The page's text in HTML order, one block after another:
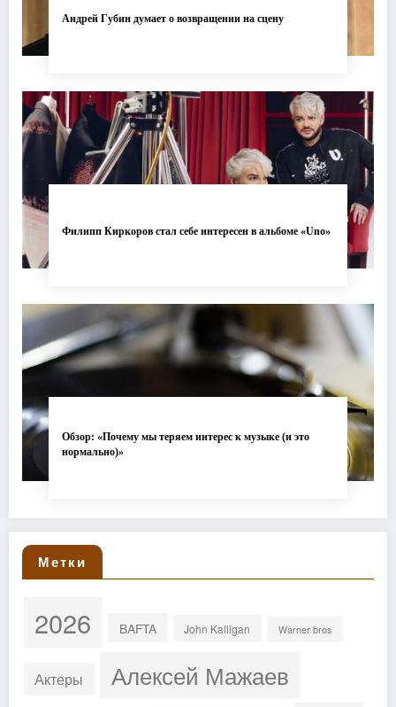
Андрей Губин думает о возвращении на сцену
Филипп Киркоров стал себе интересен в альбоме «Uno»
Обзор: «Почему мы теряем интерес к музыке (и это
нормально)»
Метки
2026 BAFTA John Kalligan Warner bros
Актеры Алексей Мажаев